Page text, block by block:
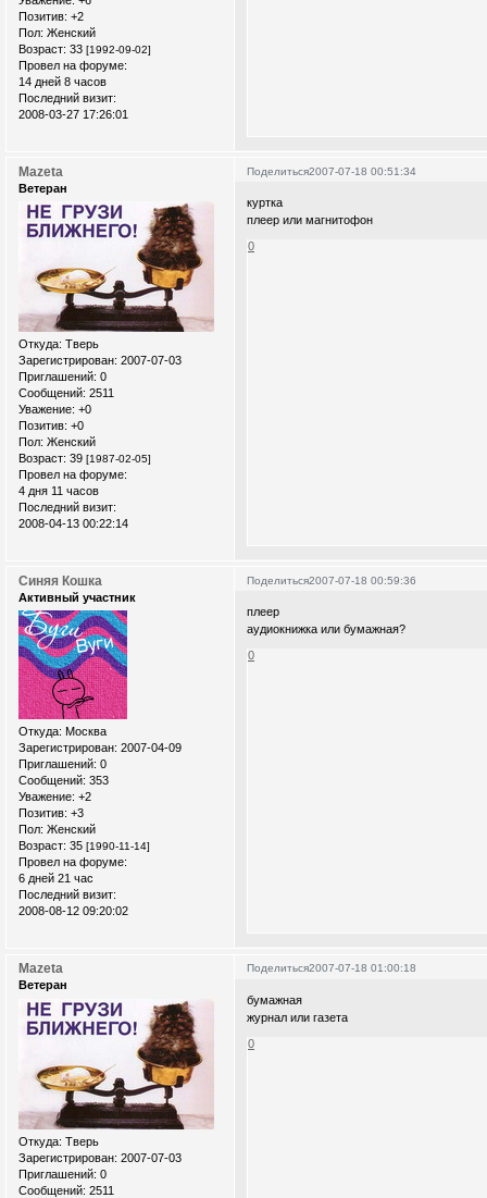
Позитив: +2
Пол: Женский
Возраст: 33 [1992-09-02]
Провел на форуме:
14 дней 8 часов
Последний визит:
2008-03-27 17:26:01
Поделиться2007-07-18 00:51:34
Mazeta
Ветеран
Откуда: Тверь
Зарегистрирован: 2007-07-03
Приглашений: 0
Сообщений: 2511
Уважение: +0
Позитив: +0
Пол: Женский
Возраст: 39 [1987-02-05]
Провел на форуме:
4 дня 11 часов
Последний визит:
2008-04-13 00:22:14
куртка
плеер или магнитофон
0
Поделиться2007-07-18 00:59:36
Синяя Кошка
Активный участник
Откуда: Москва
Зарегистрирован: 2007-04-09
Приглашений: 0
Сообщений: 353
Уважение: +2
Позитив: +3
Пол: Женский
Возраст: 35 [1990-11-14]
Провел на форуме:
6 дней 21 час
Последний визит:
2008-08-12 09:20:02
плеер
аудиокнижка или бумажная?
0
Поделиться2007-07-18 01:00:18
Mazeta
Ветеран
Откуда: Тверь
Зарегистрирован: 2007-07-03
Приглашений: 0
Сообщений: 2511
бумажная
журнал или газета
0